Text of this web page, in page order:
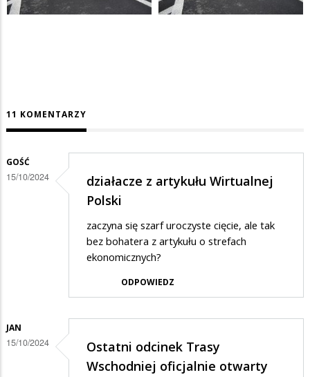
11 KOMENTARZY
GOŚĆ
15/10/2024
działacze z artykułu Wirtualnej
Polski
zaczyna się szarf uroczyste cięcie, ale tak
bez bohatera z artykułu o strefach
ekonomicznych?
ODPOWIEDZ
JAN
15/10/2024
Ostatni odcinek Trasy
Wschodniej oficjalnie otwarty